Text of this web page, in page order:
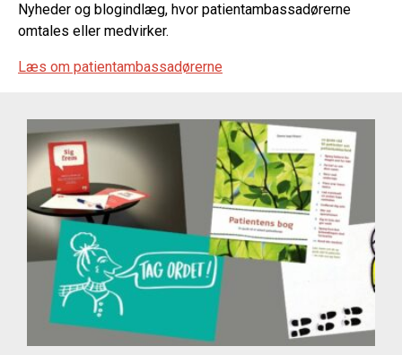
Nyheder og blogindlæg, hvor patientambassadørerne
omtales eller medvirker.
Læs om patientambassadørerne